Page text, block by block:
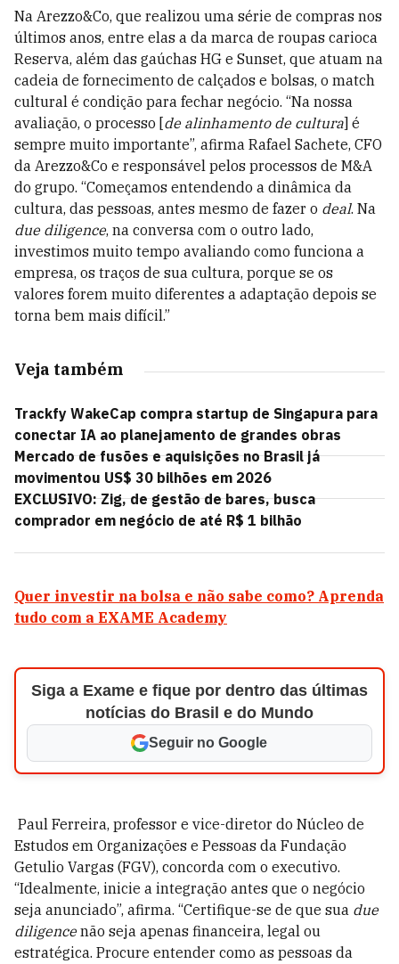
Na Arezzo&Co, que realizou uma série de compras nos
últimos anos, entre elas a da marca de roupas carioca
Reserva, além das gaúchas HG e Sunset, que atuam na
cadeia de fornecimento de calçados e bolsas, o match
cultural é condição para fechar negócio. “Na nossa
avaliação, o processo [de alinhamento de cultura] é
sempre muito importante”, afirma Rafael Sachete, CFO
da Arezzo&Co e responsável pelos processos de M&A
do grupo. “Começamos entendendo a dinâmica da
cultura, das pessoas, antes mesmo de fazer o deal. Na
due diligence, na conversa com o outro lado,
investimos muito tempo avaliando como funciona a
empresa, os traços de sua cultura, porque se os
valores forem muito diferentes a adaptação depois se
torna bem mais difícil.”
Veja também
Trackfy WakeCap compra startup de Singapura para
conectar IA ao planejamento de grandes obras
Mercado de fusões e aquisições no Brasil já
movimentou US$ 30 bilhões em 2026
EXCLUSIVO: Zig, de gestão de bares, busca
comprador em negócio de até R$ 1 bilhão
Quer investir na bolsa e não sabe como? Aprenda
tudo com a EXAME Academy
Siga a Exame e fique por dentro das últimas
notícias do Brasil e do Mundo
Seguir no Google
Paul Ferreira, professor e vice-diretor do Núcleo de
Estudos em Organizações e Pessoas da Fundação
Getulio Vargas (FGV), concorda com o executivo.
“Idealmente, inicie a integração antes que o negócio
seja anunciado”, afirma. “Certifique-se de que sua due
diligencenão seja apenas financeira, legal ou
estratégica. Procure entender como as pessoas da